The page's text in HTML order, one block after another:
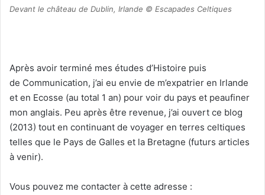
Devant le château de Dublin, Irlande © Escapades Celtiques
Après avoir terminé mes études d’Histoire puis
de Communication, j’ai eu envie de m’expatrier en Irlande
et en Ecosse (au total 1 an) pour voir du pays et peaufiner
mon anglais. Peu après être revenue, j’ai ouvert ce blog
(2013) tout en continuant de voyager en terres celtiques
telles que le Pays de Galles et la Bretagne (futurs articles
à venir).
Vous pouvez me contacter à cette adresse :